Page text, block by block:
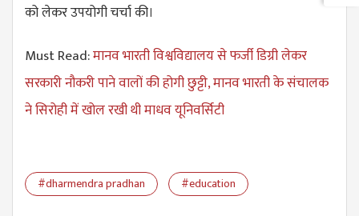
को लेकर उपयोगी चर्चा की।
Must Read:मानव भारती विश्वविद्यालय से फर्जी डिग्री लेकर
सरकारी नौकरी पाने वालों की होगी छुट्टी, मानव भारती के संचालक
ने सिरोही में खोल रखी थी माधव यूनिवर्सिटी
#dharmendra pradhan #education